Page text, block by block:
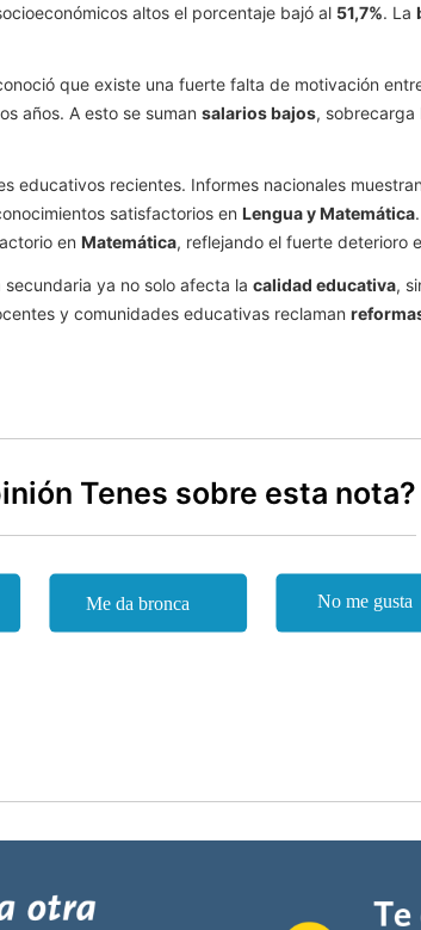
altos el porcentaje bajó al 51,7%. La
que existe una fuerte falta de motivación
años. A esto se suman salarios bajos, sobrecarga
educativos recientes. Informes nacionales
satisfactorios en Lengua y Matemática
en Matemática, reflejando el fuerte deterioro
ya no solo afecta la calidad educativa,
y comunidades educativas reclaman
Tenes sobre esta nota?